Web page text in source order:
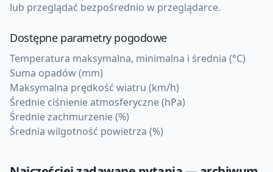
lub przeglądać bezpośrednio w przeglądarce.
Dostępne parametry pogodowe
Temperatura maksymalna, minimalna i średnia (°C)
Suma opadów (mm)
Maksymalna prędkość wiatru (km/h)
Średnie ciśnienie atmosferyczne (hPa)
Średnie zachmurzenie (%)
Średnia wilgotność powietrza (%)